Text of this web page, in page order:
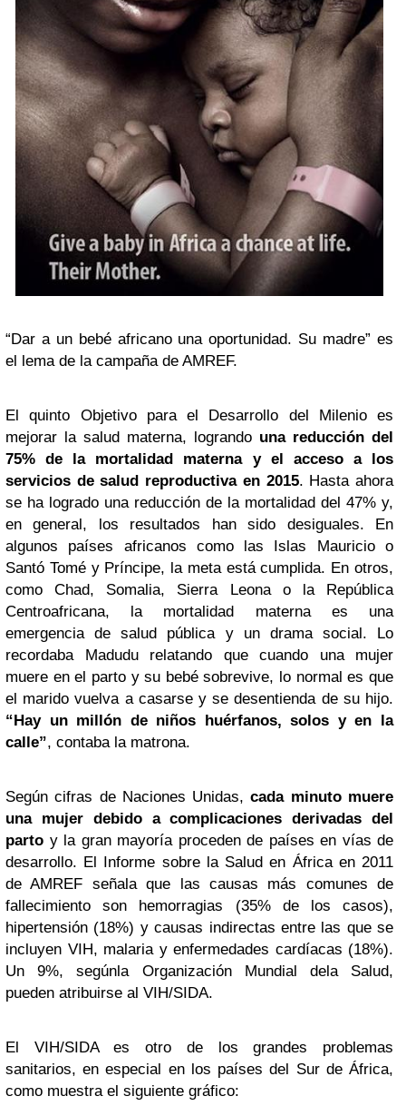
“Dar a un bebé africano una oportunidad. Su madre” es
el lema de la campaña de AMREF.
El quinto Objetivo para el Desarrollo del Milenio es
mejorar la salud materna, logrando una reducción del
75% de la mortalidad materna y el acceso a los
servicios de salud reproductiva en 2015. Hasta ahora
se ha logrado una reducción de la mortalidad del 47% y,
en general, los resultados han sido desiguales. En
algunos países africanos como las Islas Mauricio o
Santó Tomé y Príncipe, la meta está cumplida. En otros,
como Chad, Somalia, Sierra Leona o la República
Centroafricana, la mortalidad materna es una
emergencia de salud pública y un drama social. Lo
recordaba Madudu relatando que cuando una mujer
muere en el parto y su bebé sobrevive, lo normal es que
el marido vuelva a casarse y se desentienda de su hijo.
“Hay un millón de niños huérfanos, solos y en la
calle”, contaba la matrona.
Según cifras de Naciones Unidas,cada minuto muere
una mujer debido a complicaciones derivadas del
parto y la gran mayoría proceden de países en vías de
desarrollo. El Informe sobre la Salud en África en 2011
de AMREF señala que las causas más comunes de
fallecimiento son hemorragias (35% de los casos),
hipertensión (18%) y causas indirectas entre las que se
incluyen VIH, malaria y enfermedades cardíacas (18%).
Un 9%, segúnla Organización Mundial dela Salud,
pueden atribuirse al VIH/SIDA.
El VIH/SIDA es otro de los grandes problemas
sanitarios, en especial en los países del Sur de África,
como muestra el siguiente gráfico: